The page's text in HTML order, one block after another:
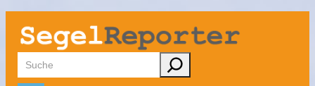
Zum
Inhalt
springen
Suchen